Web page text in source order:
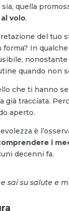
quella
volo.
del tuo
In
quando non
che ti hanno
tracciata.
aperto.
è
i
decenni fa.
sai su salute e